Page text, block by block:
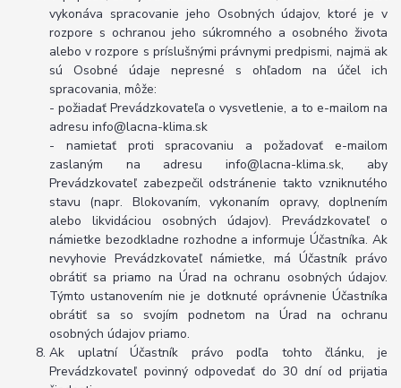
vykonáva spracovanie jeho Osobných údajov, ktoré je v
rozpore s ochranou jeho súkromného a osobného života
alebo v rozpore s príslušnými právnymi predpismi, najmä ak
sú Osobné údaje nepresné s ohľadom na účel ich
spracovania, môže:
- požiadať Prevádzkovateľa o vysvetlenie, a to e-mailom na
adresu info@lacna-klima.sk
- namietať proti spracovaniu a požadovať e-mailom
zaslaným na adresu info@lacna-klima.sk, aby
Prevádzkovateľ zabezpečil odstránenie takto vzniknutého
stavu (napr. Blokovaním, vykonaním opravy, doplnením
alebo likvidáciou osobných údajov). Prevádzkovateľ o
námietke bezodkladne rozhodne a informuje Účastníka. Ak
nevyhovie Prevádzkovateľ námietke, má Účastník právo
obrátiť sa priamo na Úrad na ochranu osobných údajov.
Týmto ustanovením nie je dotknuté oprávnenie Účastníka
obrátiť sa so svojím podnetom na Úrad na ochranu
osobných údajov priamo.
Ak uplatní Účastník právo podľa tohto článku, je
Prevádzkovateľ povinný odpovedať do 30 dní od prijatia